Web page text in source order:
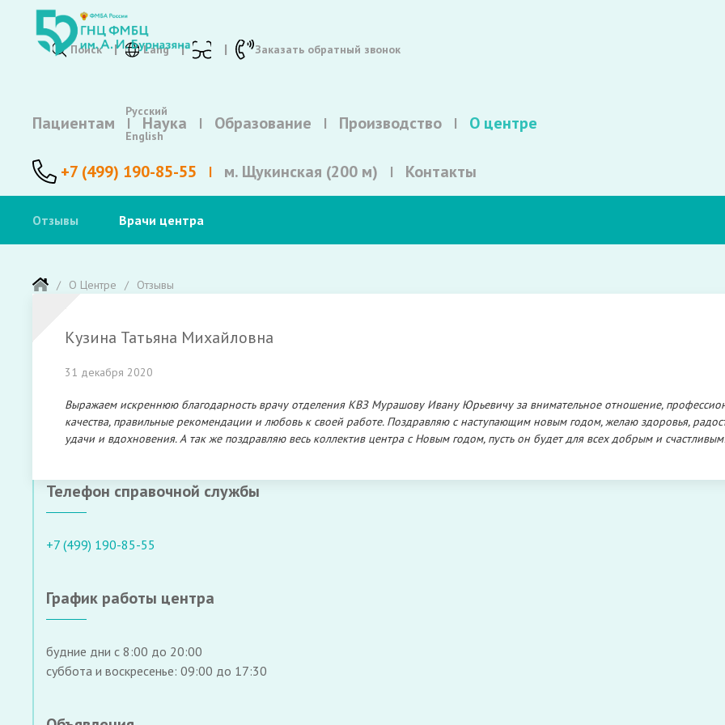
Поиск Lang
Русский
English
Заказать обратный звонок
Пациентам Наука Образование Производство О центре
+7 (499) 190-85-55 м. Щукинская (200 м) Контакты
Отзывы Врачи центра
О Центре Отзывы
Кузина Татьяна Михайловна
31 декабря 2020
Выражаем искреннюю благодарность врачу отделения КВЗ Мурашову Ивану Юрьевичу за внимательное отношение,
качества, правильные рекомендации и любовь к своей работе. Поздравляю с наступающим новым годом, желаю здоровья,
удачи и вдохновения. А так же поздравляю весь коллектив центра с Новым годом, пусть он будет для всех добрым и
Телефон справочной службы
+7 (499) 190-85-55
График работы центра
будние дни с 8:00 до 20:00
суббота и воскресенье: 09:00 до 17:30